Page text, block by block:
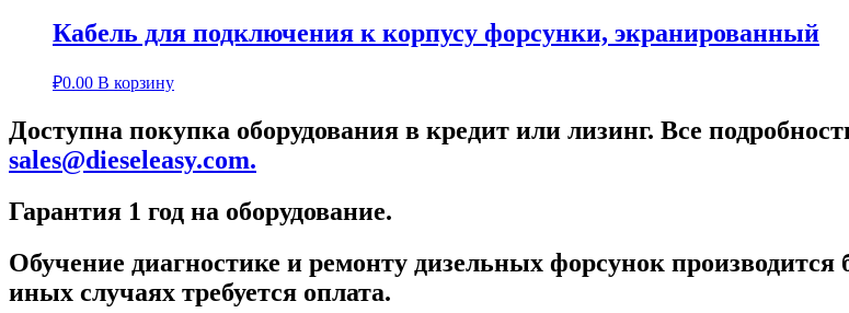
Кабель для подключения к корпусу форсунки, экранированный
₽0.00 В корзину
Доступна покупка оборудования в кредит или лизинг. Все
sales@dieseleasy.com.
Гарантия 1 год на оборудование.
Обучение диагностике и ремонту дизельных форсунок производится
иных случаях требуется оплата.